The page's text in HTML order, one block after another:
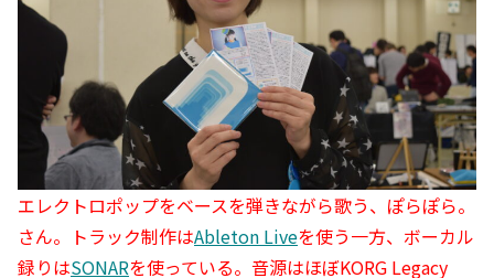
エレクトロポップをベースを弾きながら歌う、ぽらぽら。
さん。トラック制作はAbleton Liveを使う一方、ボーカル
録りはSONARを使っている。音源はほぼKORG Legacy